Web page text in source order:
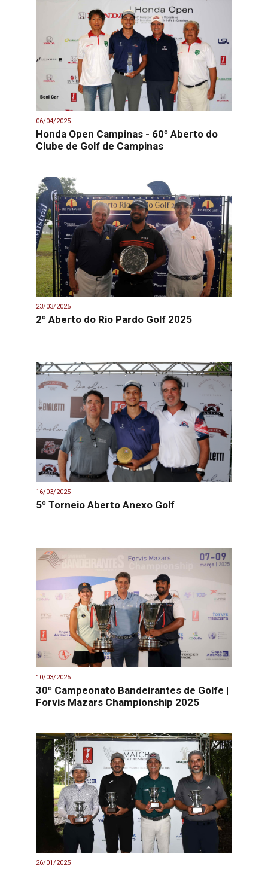
06/04/2025
Honda Open Campinas - 60º Aberto do
Clube de Golf de Campinas
23/03/2025
2º Aberto do Rio Pardo Golf 2025
16/03/2025
5º Torneio Aberto Anexo Golf
10/03/2025
30º Campeonato Bandeirantes de Golfe |
Forvis Mazars Championship 2025
26/01/2025